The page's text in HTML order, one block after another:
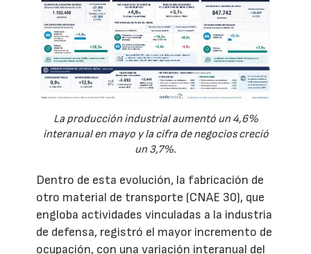
La producción industrial aumentó un 4,6%
interanual en mayo y la cifra de negocios creció
un 3,7%.
Dentro de esta evolución, la fabricación de
otro material de transporte (CNAE 30), que
engloba actividades vinculadas a la industria
de defensa, registró el mayor incremento de
ocupación, con una variación interanual del